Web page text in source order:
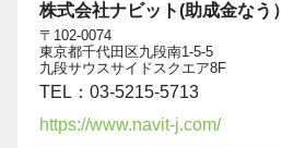
株式会社ナビット(助成金なう）
〒102-0074
東京都千代田区九段南1-5-5
九段サウスサイドスクエア8F
TEL：03-5215-5713
https://www.navit-j.com/